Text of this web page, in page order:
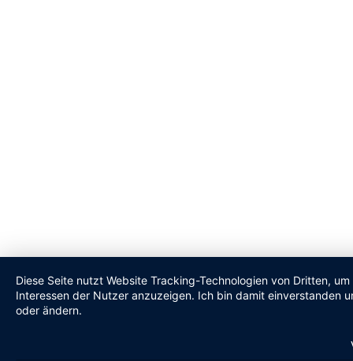
Diese Seite nutzt Website Tracking-Technologien von Dritten,
Interessen der Nutzer anzuzeigen. Ich bin damit einverstanden
oder ändern.